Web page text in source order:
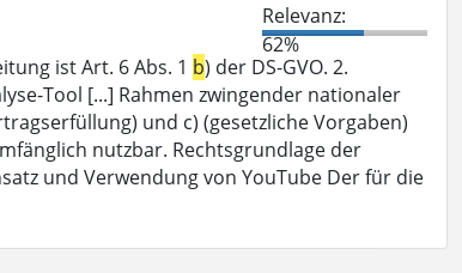
Relevanz:
62%
ist Art. 6 Abs. 1 b) der DS-GVO. 2.
Tool [...] Rahmen zwingender nationaler
und c) (gesetzliche Vorgaben)
nutzbar. Rechtsgrundlage der
und Verwendung von YouTube Der für die